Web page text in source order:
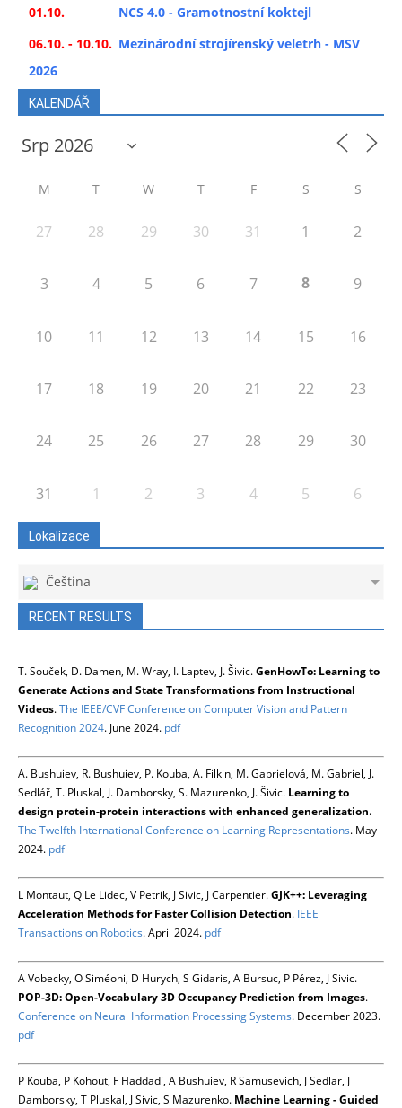
01.10.
NCS 4.0 - Gramotnostní koktejl
06.10. - 10.10. Mezinárodní strojírenský veletrh - MSV
2026
KALENDÁŘ
M T W T F S S
27 28 29 30 31 1 2
3 4 5 6 7 8 9
10 11 12 13 14 15 16
17 18 19 20 21 22 23
24 25 26 27 28 29 30
31 1 2 3 4 5 6
Lokalizace
Čeština
RECENT RESULTS
T. Souček, D. Damen, M. Wray, I. Laptev, J. Šivic.GenHowTo: Learning to
Generate Actions and State Transformations from Instructional
Videos.The IEEE/CVF Conference on Computer Vision and Pattern
Recognition 2024. June 2024. pdf
A. Bushuiev, R. Bushuiev, P. Kouba, A. Filkin, M. Gabrielová, M. Gabriel, J.
Sedlář, T. Pluskal, J. Damborsky, S. Mazurenko, J. Šivic. Learning to
design protein-protein interactions with enhanced generalization.
The Twelfth International Conference on Learning Representations. May
2024. pdf
L Montaut, Q Le Lidec, V Petrik, J Sivic, J Carpentier.GJK++: Leveraging
Acceleration Methods for Faster Collision Detection. IEEE
Transactions on Robotics. April 2024. pdf
A Vobecky, O Siméoni, D Hurych, S Gidaris, A Bursuc, P Pérez, J Sivic.
POP-3D: Open-Vocabulary 3D Occupancy Prediction from Images.
Conference on Neural Information Processing Systems. December 2023.
pdf
P Kouba, P Kohout, F Haddadi, A Bushuiev, R Samusevich, J Sedlar, J
Damborsky, T Pluskal, J Sivic, S Mazurenko. Machine Learning - Guided